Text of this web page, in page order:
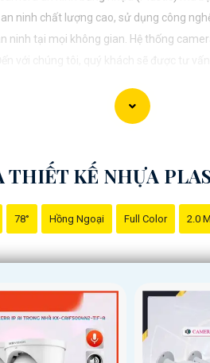
ninh chất lượng cao, sử dụng công
tại mọi không gian. Hệ thống
với chúng tôi, quý khách sẽ được tư
THIẾT KẾ NHỰA
78° Hồng Ngoại Full Color 2.0